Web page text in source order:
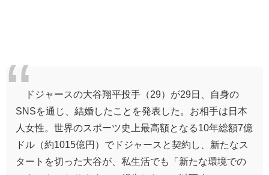
ドジャースの大谷翔平投手 （29）が29日、自身の
SNSを通じ、結婚したことを発表した。お相手は日本
人女性。世界のスポーツ史上最高額となる10年総額7億
ドル（約1015億円）でドジャースと契約し、新たなス
タートを切った大谷が、私生活でも「新たな環境での